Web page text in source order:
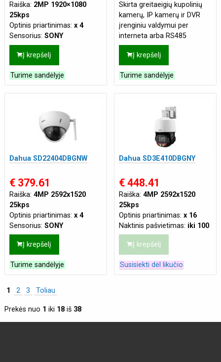
Raiška: 2MP 1920×1080
25kps
Optinis priartinimas: x 4
Sensorius: SONY
Naktinis pašvietimas:
Procesorius:Ambarella
DSP
Mikrofonas:Integruotas
Tinklo jungtis:
LAN
Maitinimas:PoE(802.3af 48
DC 12V/1.5A
Į krepšelį
Turime sandėlyje
Skirta greitaeigių kupolinių
kamerų, IP kamerų ir DVR
įrenginiu valdymui per
interneta arba RS485
protokolą. Skystų kristalų
(LCD) valdymo ekranas
Trumpa t
Į krepšelį
Turime sandėlyje
Dahua SD22404DBGNW
€ 379.61
Raiška: 4MP 2592x1520
25kps
Optinis priartinimas: x 4
Sensorius: SONY
Naktinis pašvietimas:
Atsparumas:Tinka lauko
sąlygoms
Tinklo jungtis:WIFI
Maitinimas:DC 12V 1A
Į krepšelį
Turime sandėlyje
Dahua SD3E410DBGNY
€ 448.41
Raiška:4MP 2592x1520
25kps
Optinis priartinimas:x 16
Naktinis pašvietimas: iki 100
m
Maitinimas:PoE(802.3af 48
VDC),DC 12V 2A
Į krepšelį
Susisiekti dėl likučio
1 2 3 Toliau
Prekės nuo 1 iki 18 iš 38